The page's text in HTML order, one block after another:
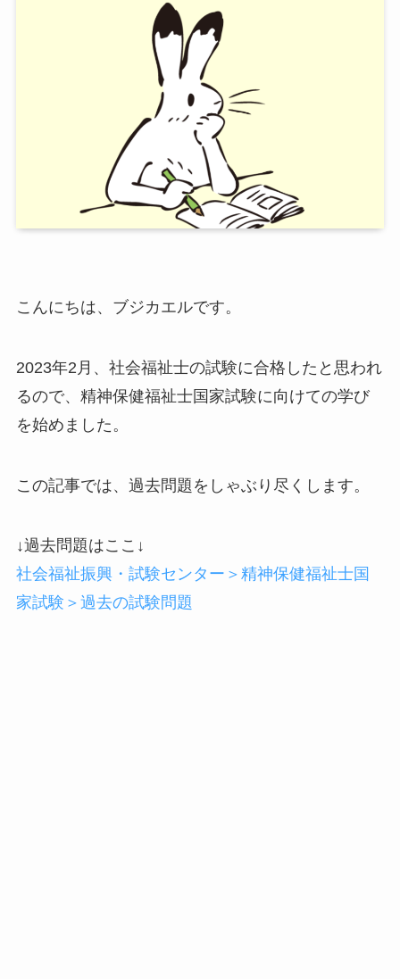
こんにちは、ブジカエルです。
2023年2月、社会福祉士の試験に合格したと思われ
るので、精神保健福祉士国家試験に向けての学び
を始めました。
この記事では、過去問題をしゃぶり尽くします。
↓過去問題はここ↓
社会福祉振興・試験センター＞精神保健福祉士国
家試験＞過去の試験問題